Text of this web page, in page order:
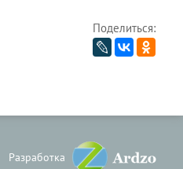
Поделиться:
Разработка